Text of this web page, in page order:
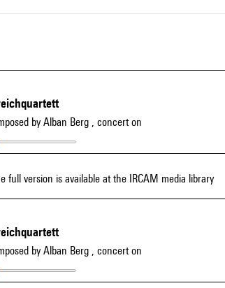
by Alban Berg , concert on
full version is available at the IRCAM media library
by Alban Berg , concert on